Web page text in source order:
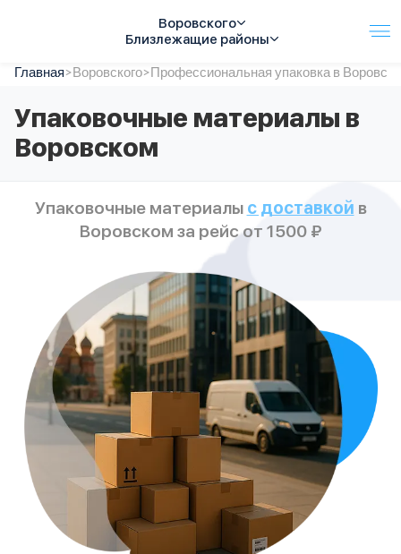
Воровского
Близлежащие районы
Услуги
Автопарк
Тарифы
Акции
Контакты
Спецтехника
Главная>Воровского>Профессиональная упаковка в
Упаковочные материалы в
Воровском
Упаковочные материалы с доставкой в
Воровском за рейс от 1500 ₽